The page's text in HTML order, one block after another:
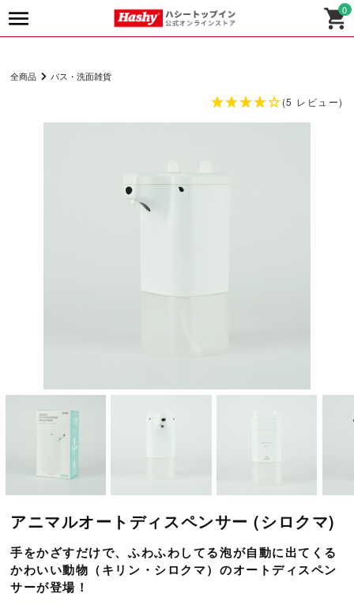
0
全商品 バス・洗面雑貨
(5 レビュー)
アニマルオートディスペンサー (シロクマ)
手をかざすだけで、ふわふわしてる泡が自動に出てくる
かわいい動物（キリン・シロクマ）のオートディスペン
サーが登場！